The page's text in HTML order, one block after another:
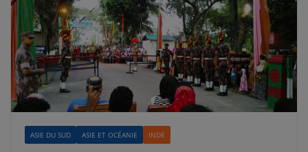
ASIE DU SUD ASIE ET OCÉANIE INDE